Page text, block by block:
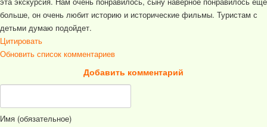
больше, он очень любит историю и исторические фильмы. Туристам с
детьми думаю подойдет.
Цитировать
Обновить список комментариев
Добавить комментарий
Имя (обязательное)